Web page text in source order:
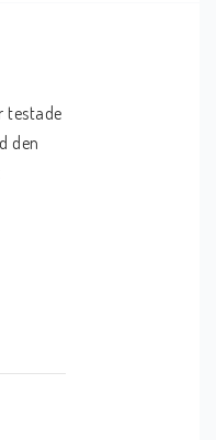
testade
den